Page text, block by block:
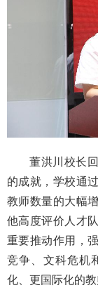
董洪川校长
的成就，学校通
教师数量的大幅
他高度评价人才
重要推动作用，
竞争、文科危机
化、更国际化的教